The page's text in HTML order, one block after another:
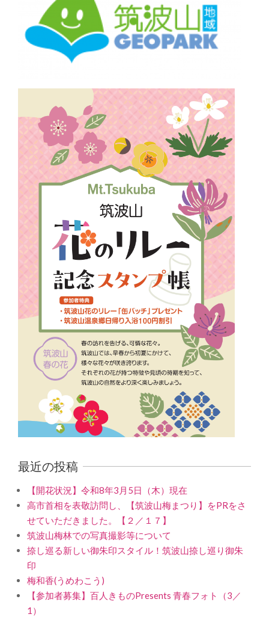
最近の投稿
【開花状況】令和8年3月5日（木）現在
高市首相を表敬訪問し、【筑波山梅まつり】をPRをさ
せていただきました。【２／１７】
筑波山梅林での写真撮影等について
捺し巡る新しい御朱印スタイル！筑波山捺し巡り御朱
印
梅和香(うめわこう)
【参加者募集】百人きものPresents 青春フォト（3／
1）